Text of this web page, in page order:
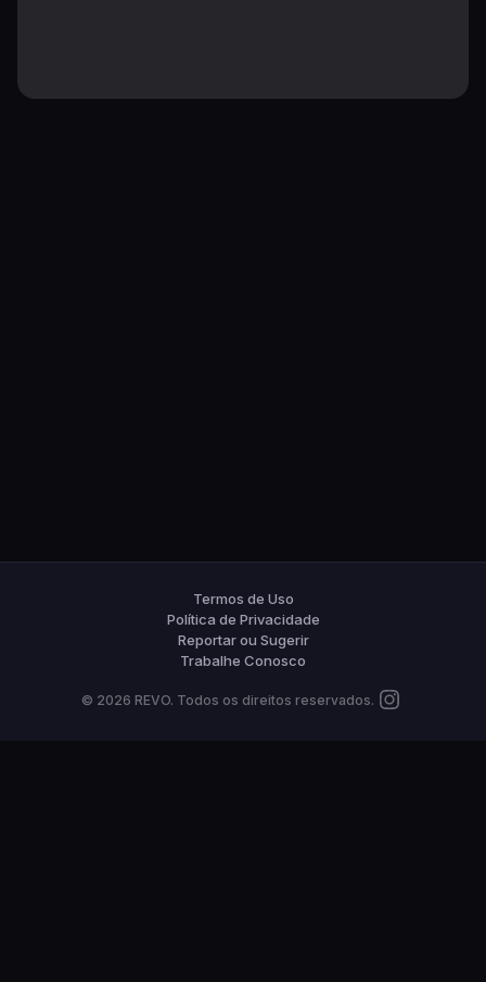
Termos de Uso
Política de Privacidade
Reportar ou Sugerir
Trabalhe Conosco
© 2026 REVO. Todos os direitos reservados.